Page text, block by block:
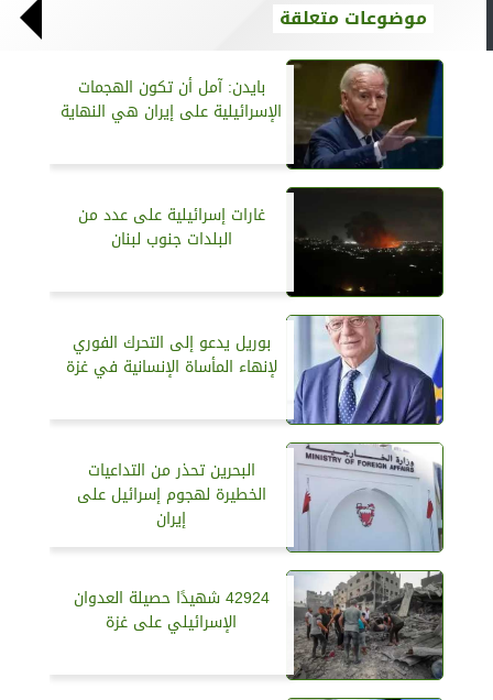
موضوعات متعلقة
بايدن: آمل أن تكون الهجمات
الإسرائيلية على إيران هي النهاية
غارات إسرائيلية على عدد من
البلدات جنوب لبنان
بوريل يدعو إلى التحرك الفوري
لإنهاء المأساة الإنسانية في غزة
البحرين تحذر من التداعيات
الخطيرة لهجوم إسرائيل على
إيران
42924 شهيدًا حصيلة العدوان
الإسرائيلي على غزة